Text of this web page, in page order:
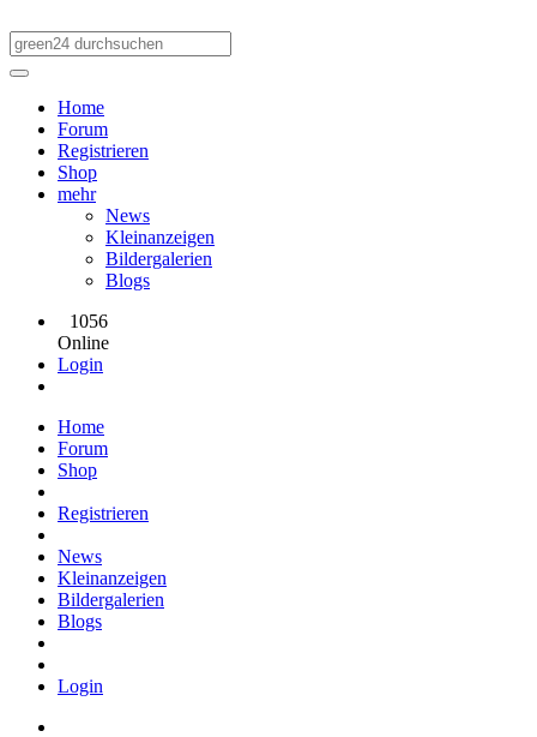
Home
Forum
Registrieren
Shop
mehr
News
Kleinanzeigen
Bildergalerien
Blogs
1056
Online
Login
Home
Forum
Shop
Registrieren
News
Kleinanzeigen
Bildergalerien
Blogs
Login